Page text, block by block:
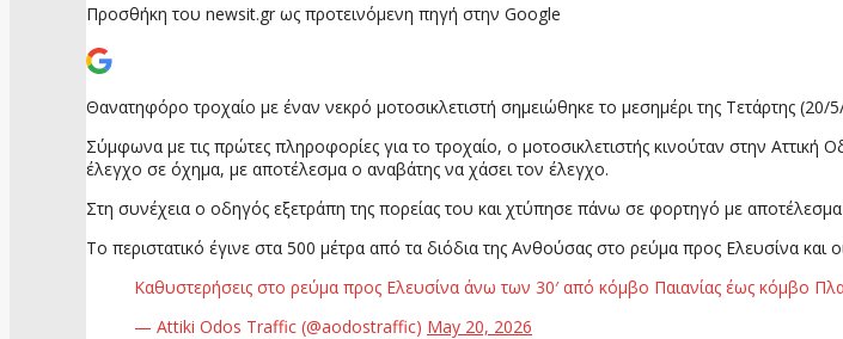
Προσθήκη του newsit.gr ως προτεινόμενη πηγή στην Google
Θανατηφόρο τροχαίο με έναν νεκρό μοτοσικλετιστή σημειώθηκε το μεσημέρι της Τετάρτης (20/
Σύμφωνα με τις πρώτες πληροφορίες για το τροχαίο, ο μοτοσικλετιστής κινούταν στην
έλεγχο σε όχημα, με αποτέλεσμα ο αναβάτης να χάσει τον έλεγχο.
Στη συνέχεια ο οδηγός εξετράπη της πορείας του και χτύπησε πάνω σε φορτηγό με
Το περιστατικό έγινε στα 500 μέτρα από τα διόδια της Ανθούσας στο ρεύμα προς Ελευσίνα
Καθυστερήσεις στο ρεύμα προς Ελευσίνα άνω των 30′ από κόμβο Παιανίας έως κόμβο
— Attiki Odos Traffic (@aodostraffic) May 20, 2026